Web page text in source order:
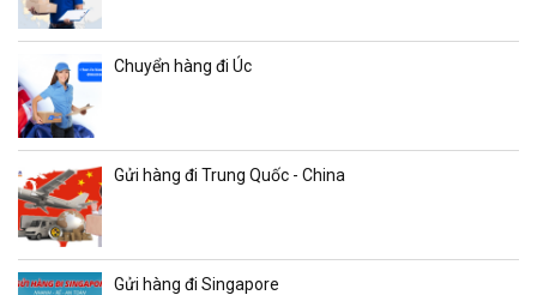
Chuyển hàng đi Úc
Gửi hàng đi Trung Quốc - China
Gửi hàng đi Singapore